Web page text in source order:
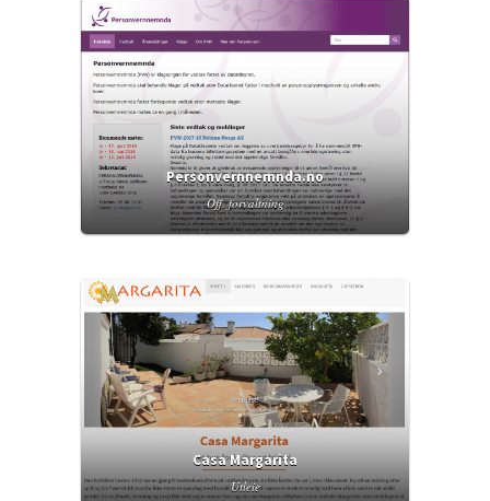
Personvernnemnda.no
Off. forvaltning
Casa Margarita
Utleie